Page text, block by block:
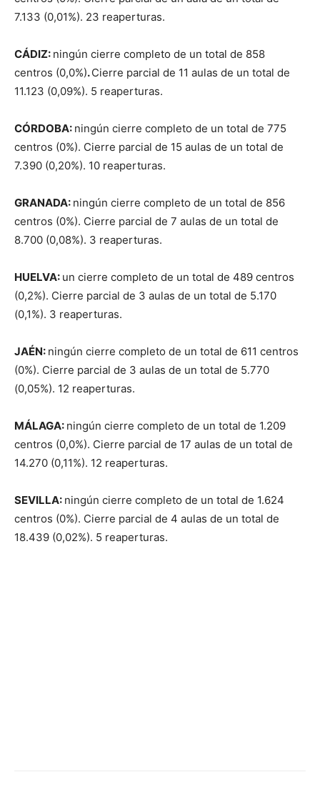
7.133 (0,01%). 23 reaperturas.
CÁDIZ: ningún cierre completo de un total de 858
centros (0,0%).Cierre parcial de 11 aulas de un total de
11.123 (0,09%). 5 reaperturas.
CÓRDOBA: ningún cierre completo de un total de 775
centros (0%). Cierre parcial de 15 aulas de un total de
7.390 (0,20%). 10 reaperturas.
GRANADA: ningún cierre completo de un total de 856
centros (0%). Cierre parcial de 7 aulas de un total de
8.700 (0,08%). 3 reaperturas.
HUELVA: un cierre completo de un total de 489 centros
(0,2%). Cierre parcial de 3 aulas de un total de 5.170
(0,1%). 3 reaperturas.
JAÉN: ningún cierre completo de un total de 611 centros
(0%). Cierre parcial de 3 aulas de un total de 5.770
(0,05%). 12 reaperturas.
MÁLAGA: ningún cierre completo de un total de 1.209
centros (0,0%). Cierre parcial de 17 aulas de un total de
14.270 (0,11%). 12 reaperturas.
SEVILLA: ningún cierre completo de un total de 1.624
centros (0%). Cierre parcial de 4 aulas de un total de
18.439 (0,02%). 5 reaperturas.